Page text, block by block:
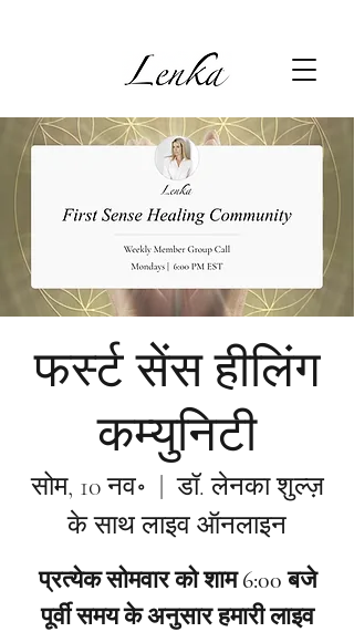
फर्स्ट सेंस हीलिंग
कम्युनिटी
सोम, 10 नव॰
  |
डॉ. लेनका शुल्ज़
के साथ लाइव ऑनलाइन
प्रत्येक सोमवार को शाम 6:00 बजे
पूर्वी समय के अनुसार हमारी लाइव